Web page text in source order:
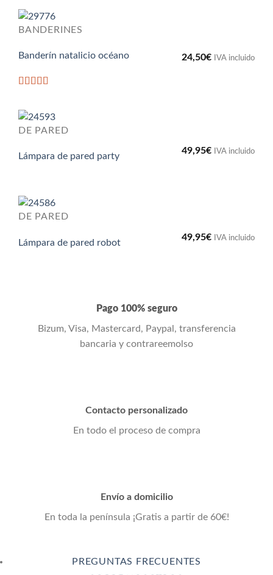
BANDERINES
Banderín natalicio océano 24,50€ IVA incluido
DE PARED
Lámpara de pared party
49,95€ IVA incluido
DE PARED
Lámpara de pared robot
49,95€ IVA incluido
Pago 100% seguro
Bizum, Visa, Mastercard, Paypal, transferencia
bancaria y contrareemolso
Contacto personalizado
En todo el proceso de compra
Envío a domicilio
En toda la península ¡Gratis a partir de 60€!
PREGUNTAS FRECUENTES